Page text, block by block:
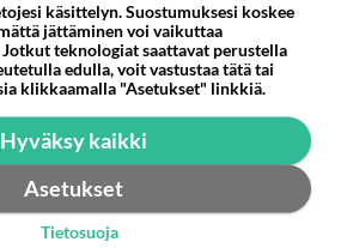
Vastattu 6v
hyvä esimerkki tuosta puhtaasta ja
jota niin kovasti mainostetaan
24 182
käsittelyn. Suostumuksesi koskee
jättäminen voi vaikuttaa
teknologiat saattavat perustella
edulla, voit vastustaa tätä tai
klikkaamalla "Asetukset" linkkiä.
Hyväksy kaikki
Asetukset
Tietosuoja